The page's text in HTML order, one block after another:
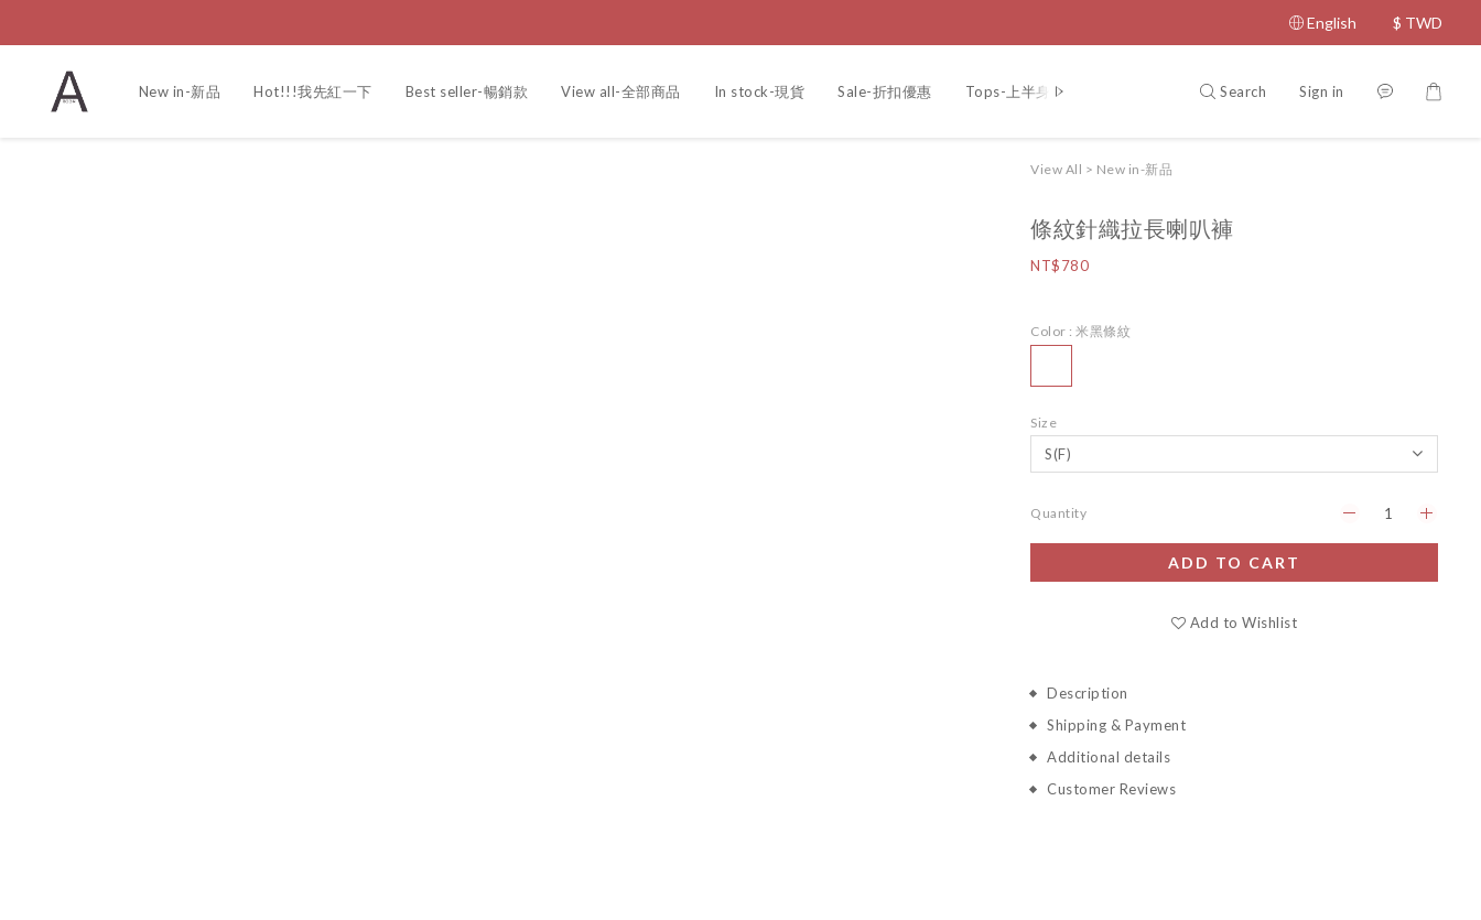
English $ TWD
New in-新品 Hot!!!我先紅一下 Best seller-暢銷款 View all-全部商品 In stock-現貨 Sale-折扣優惠 Tops-上半身 Coat-外套 Dress-洋裝
Search Sign in
View All > New in-新品
條紋針織拉長喇叭褲
NT$780
Color : 米黑條紋
Size
Quantity
ADD TO CART
Add to Wishlist
Description
Shipping & Payment
Additional details
Customer Reviews